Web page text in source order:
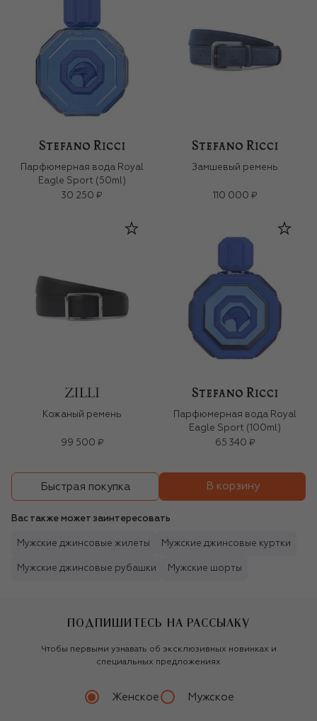
Парфюмерная вода Royal
Eagle Sport (50ml)
30 250 ₽
Замшевый ремень
110 000 ₽
Кожаный ремень
99 500 ₽
Парфюмерная вода Royal
Eagle Sport (100ml)
65 340 ₽
Быстрая покупка В корзину
Вас также может заинтересовать
Мужские джинсовые жилеты Мужские джинсовые куртки
Мужские джинсовые рубашки Мужские шорты
ПОДПИШИТЕСЬ НА РАССЫЛКУ
Чтобы первыми узнавать об эксклюзивных новинках и
специальных предложениях
Женское Мужское